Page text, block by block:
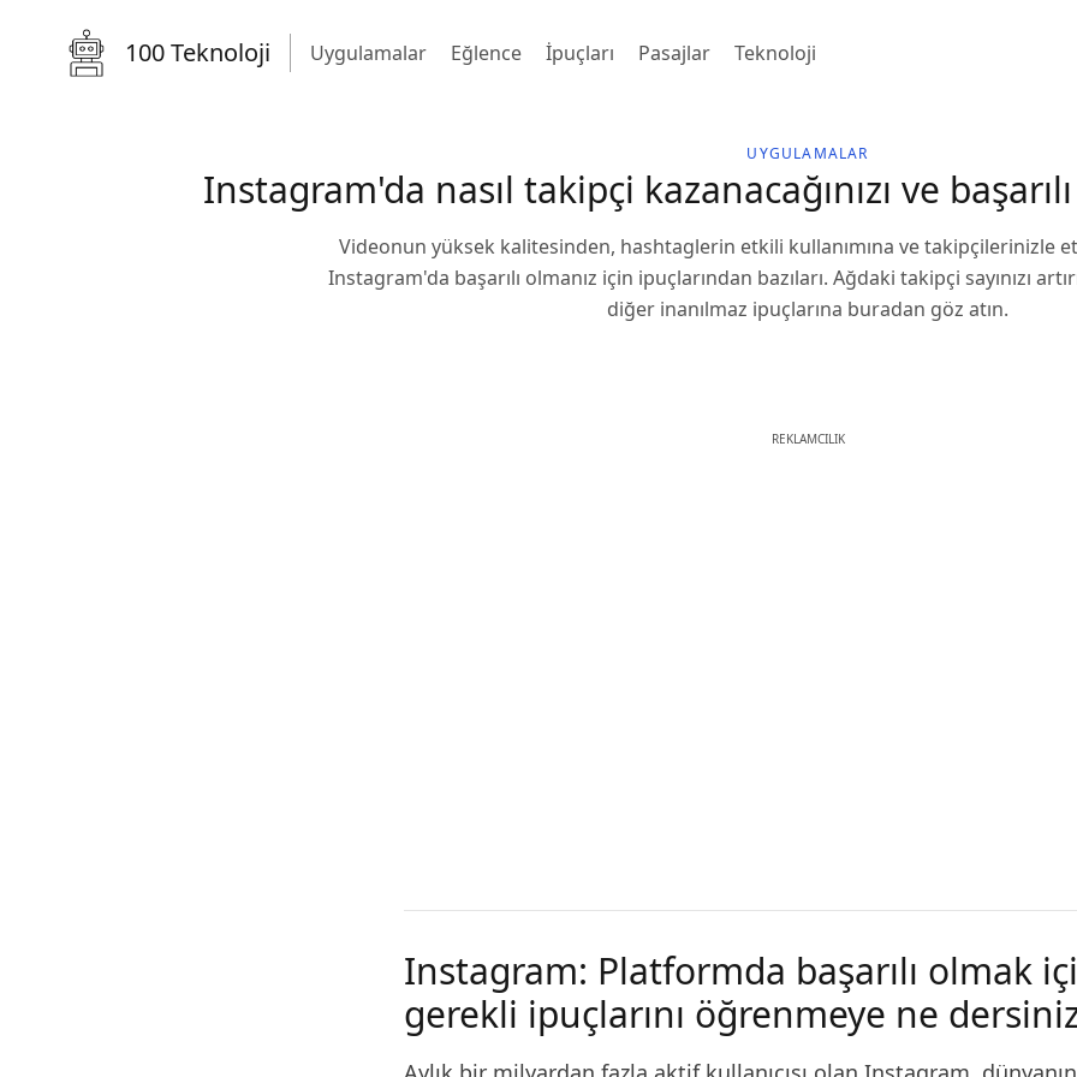
100 Teknoloji Uygulamalar Eğlence İpuçları Pasajlar Teknoloji
UYGULAMALAR
Instagram'da nasıl takipçi kazanacağınızı ve
Videonun yüksek kalitesinden, hashtaglerin etkili kullanımına ve takipçilerinizle
Instagram'da başarılı olmanız için ipuçlarından bazıları. Ağdaki takipçi sayınızı
diğer inanılmaz ipuçlarına buradan göz atın.
REKLAMCILIK
Instagram: Platformda başarılı olmak
gerekli ipuçlarını öğrenmeye ne